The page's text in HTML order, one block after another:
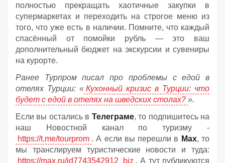
полностью прекращать хаотичные закупки в
супермаркетах и переходить на строгое меню из
того, что уже есть в наличии. Помните, что каждый
спасённый от помойки рубль — это ваш
дополнительный бюджет на экскурсии и сувениры
на курорте.
Ранее Турпром писал про проблемы с едой в
отелях Турции: « Кухонный кризис в Турции: что
будет с едой в отелях на шведских столах? ».
Если вы остались в Телеграме, то подпишитесь на
наш Новостной канал по туризму -
https://t.me/tourprom . А если вы перешли в Мах, то
мы транслируем туристические новости и туда:
https://max.ru/id7743542912_biz . А тут публикуются